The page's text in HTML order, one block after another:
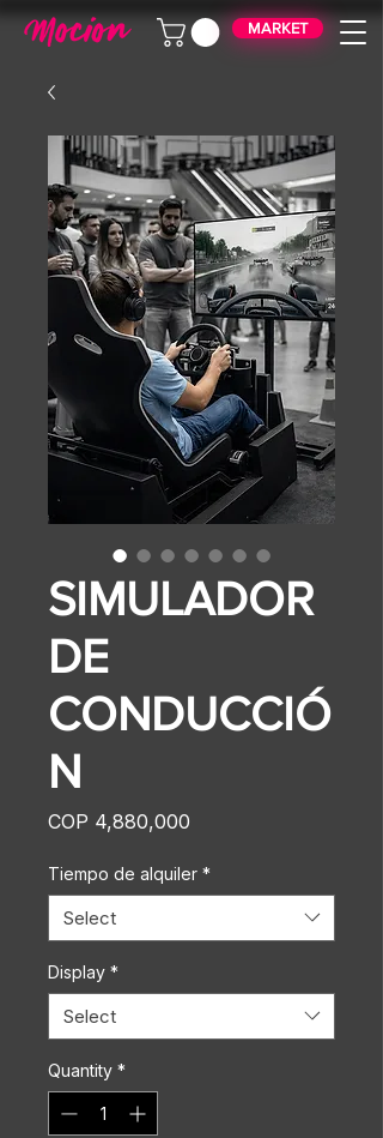
MARKET
SIMULADOR
DE
CONDUCCIÓ
N
COP 4,880,000
Tiempo de alquiler *
Select
Display *
Select
Quantity *